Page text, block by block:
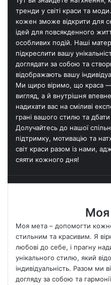
тренди у світі краси та
кожен зможе відкрити для
ідей для повсякденного
особливих подій. Наші
підкреслити вашу
доглядати за собою та
відображають вашу
Ми щиро віримо, що краса
вигляд, а й внутрішня
надихати вас на сміливі
грані вашого стилю та
Долучайтесь до нашої
підтримку, мотивацію та
світ краси разом із нами,
сяяти кожного дня!
Моя
Моя мета – допомогти
стильним та красивим. Я
любові до себе, і прагну
унікального стилю, який
індивідуальність. Разом ми
догляду за собою та